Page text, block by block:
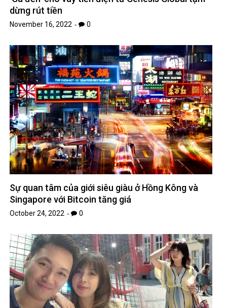
dừng rút tiền
November 16, 2022 0
Sự quan tâm của giới siêu giàu ở Hồng Kông và
Singapore với Bitcoin tăng giá
October 24, 2022 0